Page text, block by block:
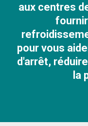
aux centres
pour vous
d'arrêt,
la